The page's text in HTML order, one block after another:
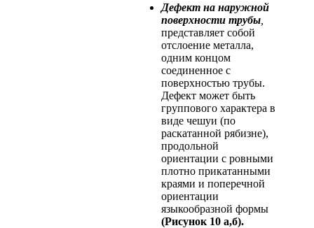
Дефект на наружной
поверхности трубы
представляет собой
отслоение металла,
одним концом
соединенное с
поверхностью трубы.
Дефект может быть
группового характера в
виде чешуи (по
раскатанной рябизне),
продольной
ориентации с ровными
плотно прикатанными
краями и поперечной
ориентации
языкообразной формы
(Рисунок 10 а,б).